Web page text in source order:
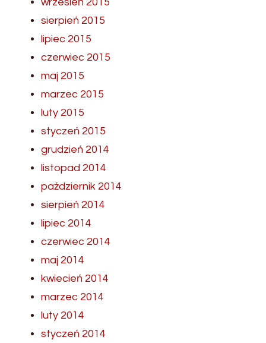
sierpień 2015
lipiec 2015
czerwiec 2015
maj 2015
marzec 2015
luty 2015
styczeń 2015
grudzień 2014
listopad 2014
październik 2014
sierpień 2014
lipiec 2014
czerwiec 2014
maj 2014
kwiecień 2014
marzec 2014
luty 2014
styczeń 2014